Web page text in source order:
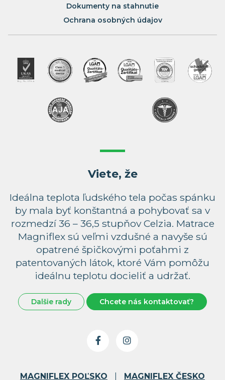
Dokumenty na stahnutie
Ochrana osobných údajov
Viete, že
Ideálna teplota ľudského tela počas spánku
by mala byť konštantná a pohybovať sa v
rozmedzí 36 – 36,5 stupňov Celzia. Matrace
Magniflex sú veľmi vzdušné a navyše sú
opatrené špičkovými poťahmi z
patentovaných látok, ktoré Vám pomôžu
ideálnu teplotu docieliť a udržať.
Dalšie rady Chcete nás kontaktovať?
MAGNIFLEX POĽSKO MAGNIFLEX ČESKO